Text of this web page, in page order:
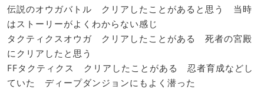
伝説のオウガバトル クリアしたことがあると思う 当時
はストーリーがよくわからない感じ
タクティクスオウガ クリアしたことがある 死者の宮殿
にクリアしたと思う
FFタクティクス クリアしたことがある 忍者育成などし
ていた ディープダンジョンにもよく潜った